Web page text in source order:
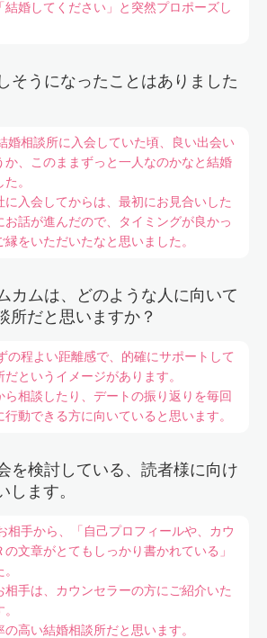
結婚してください」と突然プロポーズし
そうになったことはありました
婚相談所に入会していた頃、良い出会い
か、このままずっと一人なのかなと結婚
。
に入会してからは、最初にお見合いした
お話が進んだので、タイミングが良かっ
をいただいたなと思いました。
カムは、どのような人に向いて
所だと思いますか？
の程よい距離感で、的確にサポートして
というイメージがあります。
相談したり、デートの振り返りを毎回
動できる方に向いていると思います。
を検討している、読者様に向け
します。
相手から、「自己プロフィールや、カウ
文章がとてもしっかり書かれている」
相手は、カウンセラーの方にご紹介いた
高い結婚相談所だと思います。